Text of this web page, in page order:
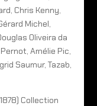
Chris Kenny,
Michel,
Oliveira da
Amélie Pic,
Saumur, Tazab,
Collection